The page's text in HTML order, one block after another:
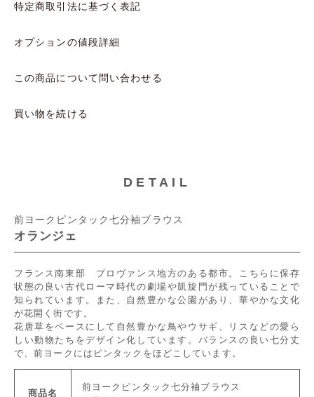
特定商取引法に基づく表記
オプションの値段詳細
この商品について問い合わせる
買い物を続ける
DETAIL
前ヨークピンタック七分袖ブラウス
オランジェ
フランス南東部 プロヴァンス地方のある都市。こちらに保存
状態の良い古代ローマ時代の劇場や凱旋門が残っていることで
知られています。また、自然豊かな公園があり、華やかな文化
が花開く街です。
花唐草をベースにして自然豊かな鳥やウサギ、リスなどの愛ら
しい動物たちをデザイン化しています。バランスの良い七分丈
で、前ヨークにはピンタックをほどこしています。
商品名
前ヨークピンタック七分袖ブラウス